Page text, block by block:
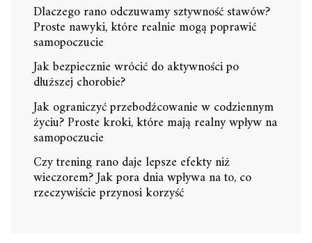
Dlaczego rano odczuwamy sztywność stawów?
Proste nawyki, które realnie mogą poprawić
samopoczucie
Jak bezpiecznie wrócić do aktywności po
dłuższej chorobie?
Jak ograniczyć przebodźcowanie w codziennym
życiu? Proste kroki, które mają realny wpływ na
samopoczucie
Czy trening rano daje lepsze efekty niż
wieczorem? Jak pora dnia wpływa na to, co
rzeczywiście przynosi korzyść